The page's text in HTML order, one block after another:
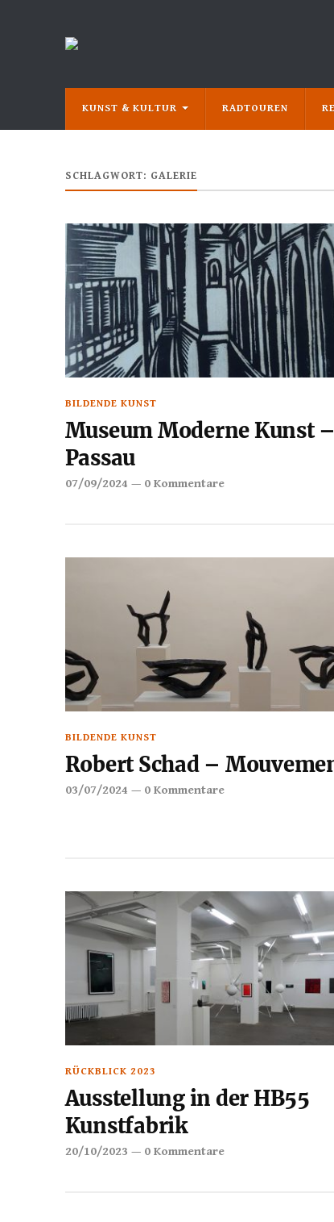
KUNST & KULTUR RADTOUREN
SCHLAGWORT: GALERIE
BILDENDE KUNST
Museum Moderne Kunst –
Passau
07/09/2024 — 0 Kommentare
BILDENDE KUNST
Robert Schad –
03/07/2024 — 0 Kommentare
RÜCKBLICK 2023
Ausstellung in der HB55
Kunstfabrik
20/10/2023 — 0 Kommentare